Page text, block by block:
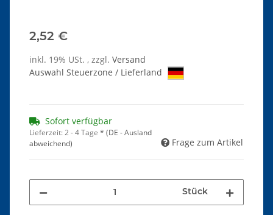
2,52 €
inkl. 19% USt. , zzgl. Versand
Auswahl Steuerzone / Lieferland
Sofort verfügbar
Lieferzeit:2 - 4 Tage * (DE - Ausland
abweichend)
Frage zum Artikel
Stück